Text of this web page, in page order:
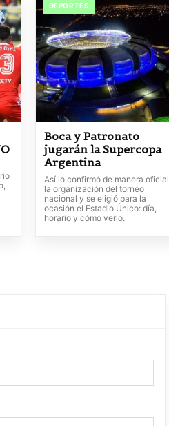
DEPORTES
Boca y Patronato
jugarán la Supercopa
Argentina
Así lo confirmó de manera oficial
la organización del torneo
nacional y se eligió para la
ocasión el Estadio Único: día,
horario y cómo verlo.